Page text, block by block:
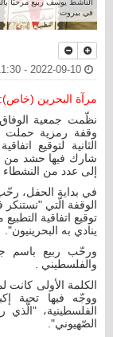
الناشط يوسف ربيع مرحبًا
في بيروت
مرآة البحرين (خاص):
نظّمت جمعية
وقفة رمزية حملت
الثانية لتوقيع
شارك فيها حشد من
إلى عدد من النشطاء
في بداية الحفل،
الوقفة الّتي "نستنكر
توقيع اتفاقية
ينادي به البحرينيون".
ورحّب ربيع باسم
والفلسطيني .
الكلمة الأولى كانت
ووجّه فيها تحية
الفلسطينية، "الّذي
الصّهيوني".